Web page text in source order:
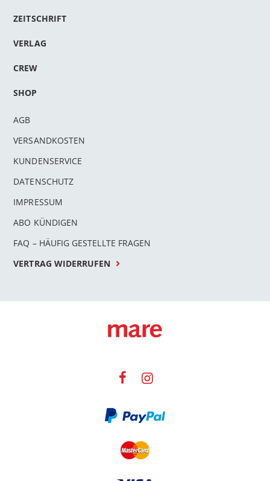
ZEITSCHRIFT
VERLAG
CREW
SHOP
AGB
VERSANDKOSTEN
KUNDENSERVICE
DATENSCHUTZ
IMPRESSUM
ABO KÜNDIGEN
FAQ – HÄUFIG GESTELLTE FRAGEN
VERTRAG WIDERRUFEN